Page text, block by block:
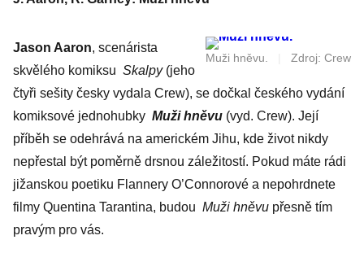
Muži hněvu. Zdroj: Crew
Jason Aaron, scenárista
skvělého komiksu Skalpy(jeho
čtyři sešity česky vydala Crew), se dočkal českého vydání
komiksové jednohubky Muži hněvu (vyd. Crew). Její
příběh se odehrává na americkém Jihu, kde život nikdy
nepřestal být poměrně drsnou záležitostí. Pokud máte rádi
jižanskou poetiku Flannery O’Connorové a nepohrdnete
filmy Quentina Tarantina, budou Muži hněvu přesně tím
pravým pro vás.